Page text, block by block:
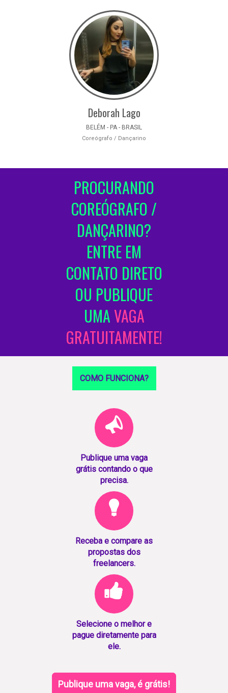
Deborah Lago
BELÉM - PA - BRASIL
Coreógrafo / Dançarino
PROCURANDO
COREÓGRAFO /
DANÇARINO?
ENTRE EM
CONTATO DIRETO
OU PUBLIQUE
UMAVAGA
GRATUITAMENTE!
COMO FUNCIONA?
Publique uma vaga
grátis contando o que
precisa.
Receba e compare as
propostas dos
freelancers.
Selecione o melhor e
pague diretamente para
ele.
Publique uma vaga, é grátis!